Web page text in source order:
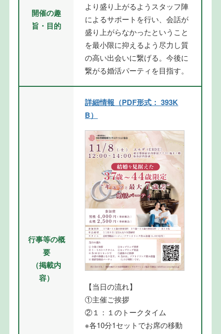
開催の趣
旨・目的
より盛り上がるようスタッフ陣
によるサポートを行い、会話が
盛り上がらなかったということ
を最小限に抑えるよう尽力し質
の高い出会いに繋げる。今後に
繋がる婚活パーティを目指す。
行事等の概
要
（掲載内
容）
詳細情報（PDF形式： 393K
B）
【当日の流れ】
①主催ご挨拶
②１：１のトークタイム
※各10分1セットでお席の移動